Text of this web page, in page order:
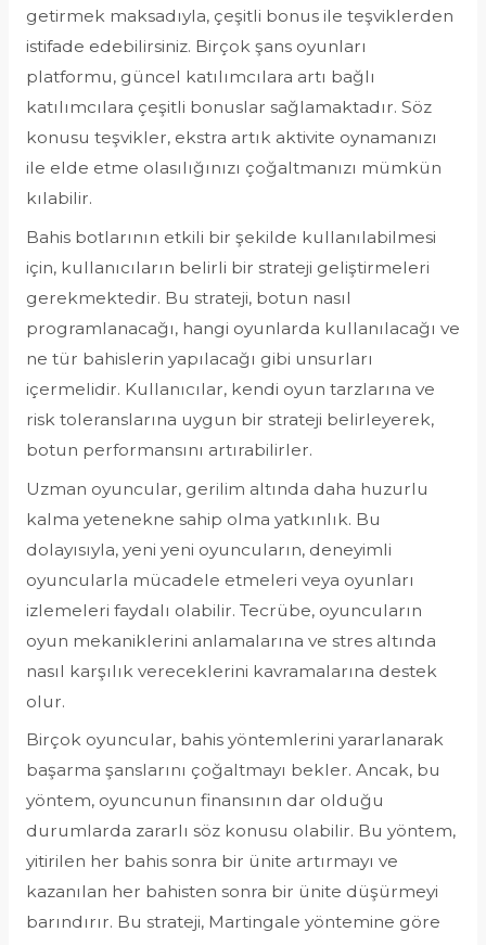
getirmek maksadıyla, çeşitli bonus ile teşviklerden
istifade edebilirsiniz. Birçok şans oyunları
platformu, güncel katılımcılara artı bağlı
katılımcılara çeşitli bonuslar sağlamaktadır. Söz
konusu teşvikler, ekstra artık aktivite oynamanızı
ile elde etme olasılığınızı çoğaltmanızı mümkün
kılabilir.
Bahis botlarının etkili bir şekilde kullanılabilmesi
için, kullanıcıların belirli bir strateji geliştirmeleri
gerekmektedir. Bu strateji, botun nasıl
programlanacağı, hangi oyunlarda kullanılacağı ve
ne tür bahislerin yapılacağı gibi unsurları
içermelidir. Kullanıcılar, kendi oyun tarzlarına ve
risk toleranslarına uygun bir strateji belirleyerek,
botun performansını artırabilirler.
Uzman oyuncular, gerilim altında daha huzurlu
kalma yetenekne sahip olma yatkınlık. Bu
dolayısıyla, yeni yeni oyuncuların, deneyimli
oyuncularla mücadele etmeleri veya oyunları
izlemeleri faydalı olabilir. Tecrübe, oyuncuların
oyun mekaniklerini anlamalarına ve stres altında
nasıl karşılık vereceklerini kavramalarına destek
olur.
Birçok oyuncular, bahis yöntemlerini yararlanarak
başarma şanslarını çoğaltmayı bekler. Ancak, bu
yöntem, oyuncunun finansının dar olduğu
durumlarda zararlı söz konusu olabilir. Bu yöntem,
yitirilen her bahis sonra bir ünite artırmayı ve
kazanılan her bahisten sonra bir ünite düşürmeyi
barındırır. Bu strateji, Martingale yöntemine göre